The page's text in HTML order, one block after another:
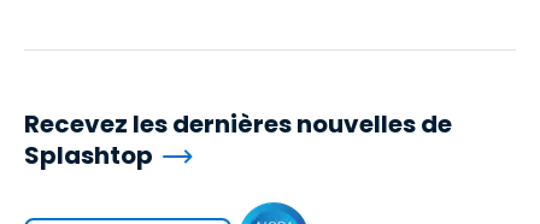
Recevez les dernières nouvelles de
Splashtop